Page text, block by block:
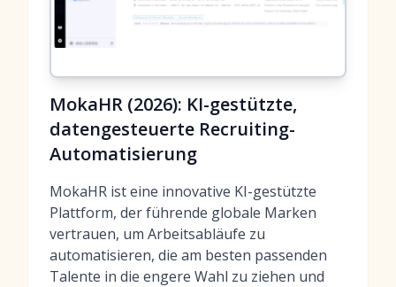
MokaHR (2026): KI-gestützte,
datengesteuerte Recruiting-
Automatisierung
MokaHR ist eine innovative KI-gestützte
Plattform, der führende globale Marken
vertrauen, um Arbeitsabläufe zu
automatisieren, die am besten passenden
Talente in die engere Wahl zu ziehen und